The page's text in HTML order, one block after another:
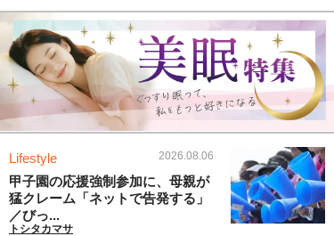
Lifestyle 2026.08.06
甲子園の応援強制参加に、母親が
猛クレーム「ネットで告発する」
／びっ...
トシタカマサ